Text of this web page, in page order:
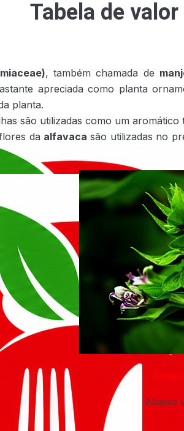
Tabela de
, também chamada de
apreciada como planta
planta.
são utilizadas como um
da alfavaca são utilizadas no
Abaixo